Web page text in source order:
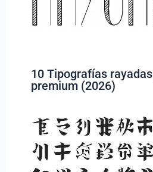
10 Tipografías
premium (2026)